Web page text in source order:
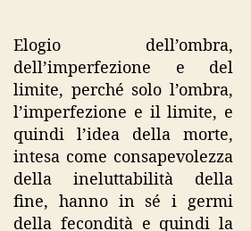
Elogio dell’ombra,
dell’imperfezione e del
limite, perché solo l’ombra,
l’imperfezione e il limite, e
quindi l’idea della morte,
intesa come consapevolezza
della ineluttabilità della
fine, hanno in sé i germi
della fecondità e quindi la